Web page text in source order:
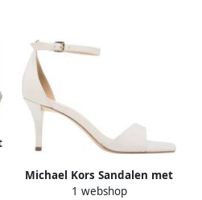
Michael Kors Sandalen met
hak Jaida Heeled Sandal in
1 webshop